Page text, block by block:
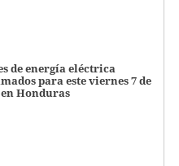
de energía eléctrica
para este viernes 7 de
Honduras